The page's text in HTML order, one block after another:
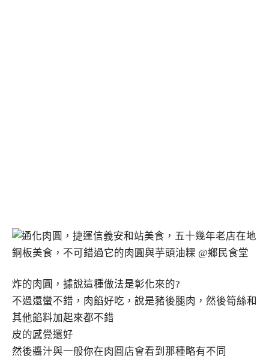
炸的肉圓，據說這種做法是彰化來的?
不過還蠻不錯，肉餡好吃，說是豬後腿肉，然後筍絲和
其他餡料加起來都不錯
皮的感覺還好
然後醬汁與一般你在肉圓店會看到那種略有不同